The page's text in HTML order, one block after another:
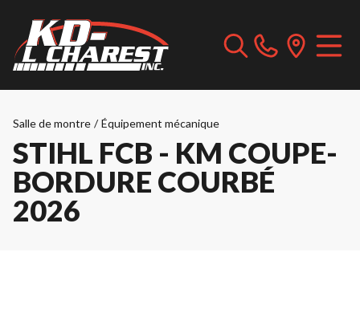
Salle de montre / Équipement mécanique
STIHL FCB - KM COUPE-
BORDURE COURBÉ
2026